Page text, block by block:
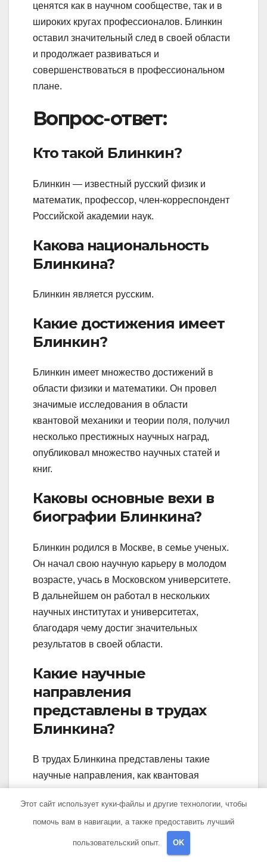
ценятся как в научном сообществе, так и в
широких кругах профессионалов. Блинкин
оставил значительный след в своей области
и продолжает развиваться и
совершенствоваться в профессиональном
плане.
Вопрос-ответ:
Кто такой Блинкин?
Блинкин — известный русский физик и
математик, профессор, член-корреспондент
Российской академии наук.
Какова национальность
Блинкина?
Блинкин является русским.
Какие достижения имеет
Блинкин?
Блинкин имеет множество достижений в
области физики и математики. Он провел
значимые исследования в области
квантовой механики и теории поля, получил
несколько престижных научных наград,
опубликовал множество научных статей и
книг.
Каковы основные вехи в
биографии Блинкина?
Блинкин родился в Москве, в семье ученых.
Он начал свою научную карьеру в молодом
возрасте, учась в Московском университете.
В дальнейшем он работал в нескольких
научных институтах и университетах,
благодаря чему достиг значительных
результатов в своей области.
Какие научные
направления
представлены в трудах
Блинкина?
В трудах Блинкина представлены такие
научные направления, как квантовая
механика, теория поля, теоретическая
физика, математическая физика и другие.
Кто такой Блинкин?
Этот сайт использует куки-файлы и другие технологии, чтобы
помочь вам в навигации, а также предоставить лучший
пользовательский опыт. OK